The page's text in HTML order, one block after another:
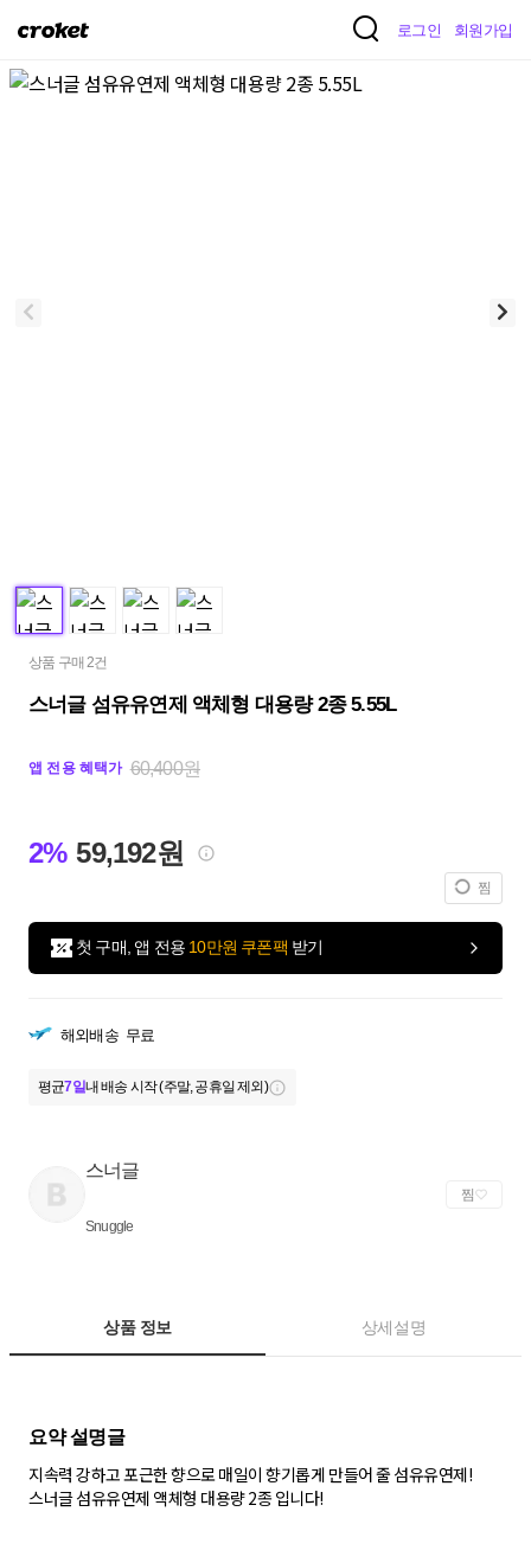
크
켓
로그인 회원가입
상품 구매 2건
스너글 섬유유연제 액체형 대용량 2종 5.55L
앱 전용 혜택가 60,400원
2% 59,192원
찜
첫 구매, 앱 전용 10만원 쿠폰팩 받기
해외배송 무료
평균7일내 배송 시작 (주말, 공휴일 제외)
스너글
Snuggle
찜
상품 정보 상세설명
요약 설명글
지속력 강하고 포근한 향으로 매일이 향기롭게 만들어 줄 섬유유연제!
스너글 섬유유연제 액체형 대용량 2종 입니다!